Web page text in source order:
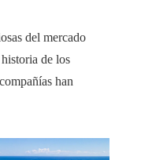
del mercado
de los
han